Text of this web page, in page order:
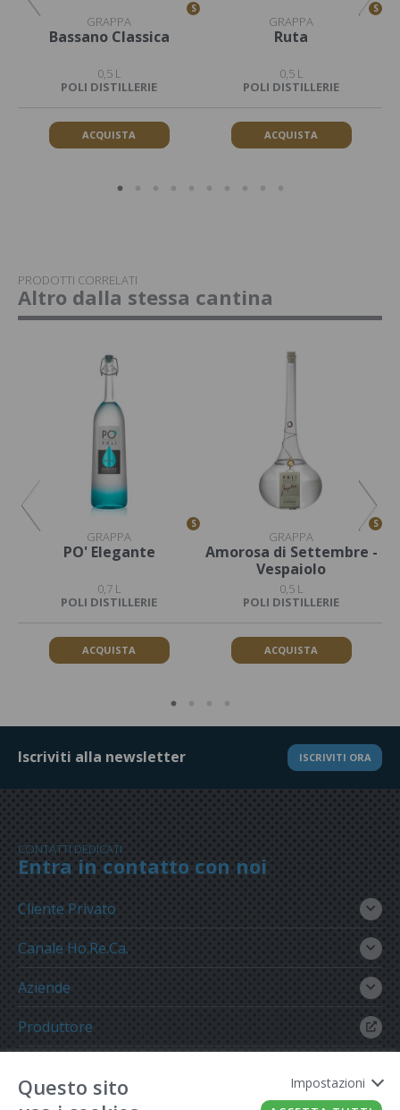
S
GRAPPA
Bassano Classica
0,5 L
POLI DISTILLERIE
ACQUISTA
S
GRAPPA
Ruta
0,5 L
POLI DISTILLERIE
ACQUISTA
PRODOTTI CORRELATI
Altro dalla stessa cantina
S
GRAPPA
PO' Elegante
0,7 L
POLI DISTILLERIE
ACQUISTA
S
GRAPPA
Amorosa di Settembre -
Vespaiolo
0,5 L
POLI DISTILLERIE
ACQUISTA
Iscriviti alla newsletter ISCRIVITI ORA
CONTATTI DEDICATI
Entra in contatto con noi
Cliente Privato
Canale Ho.Re.Ca.
Aziende
Produttore
Questo sito
Impostazioni